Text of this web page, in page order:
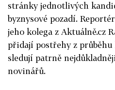
stránky jednotlivých
byznysové pozadí.
jeho kolega z Aktuálně.cz
přidají postřehy z průběhu
sledují patrně
novinářů.